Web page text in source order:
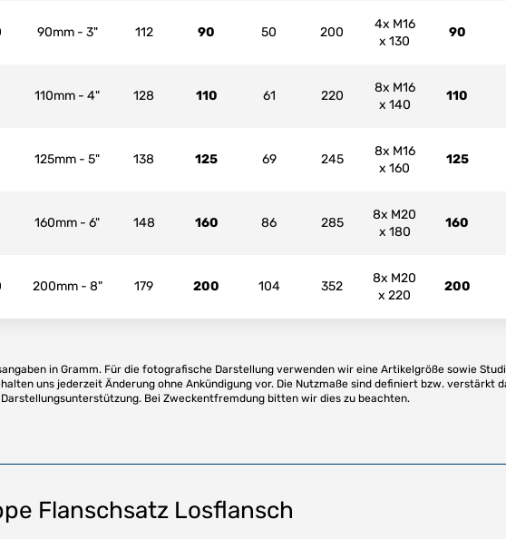
90mm - 3" 112 90 50 200
4x M16
x 130
90
110mm - 4" 128 110 61 220
8x M16
x 140
110
125mm - 5" 138 125 69 245
8x M16
x 160
125
160mm - 6" 148 160 86 285
8x M20
x 180
160
200mm - 8" 179 200 104 352
8x M20
x 220
200
in Gramm. Für die fotografische Darstellung verwenden wir eine Artikelgröße sowie
uns jederzeit Änderung ohne Ankündigung vor. Die Nutzmaße sind definiert bzw. verstärkt
Bei Zweckentfremdung bitten wir dies zu beachten.
Flanschsatz Losflansch